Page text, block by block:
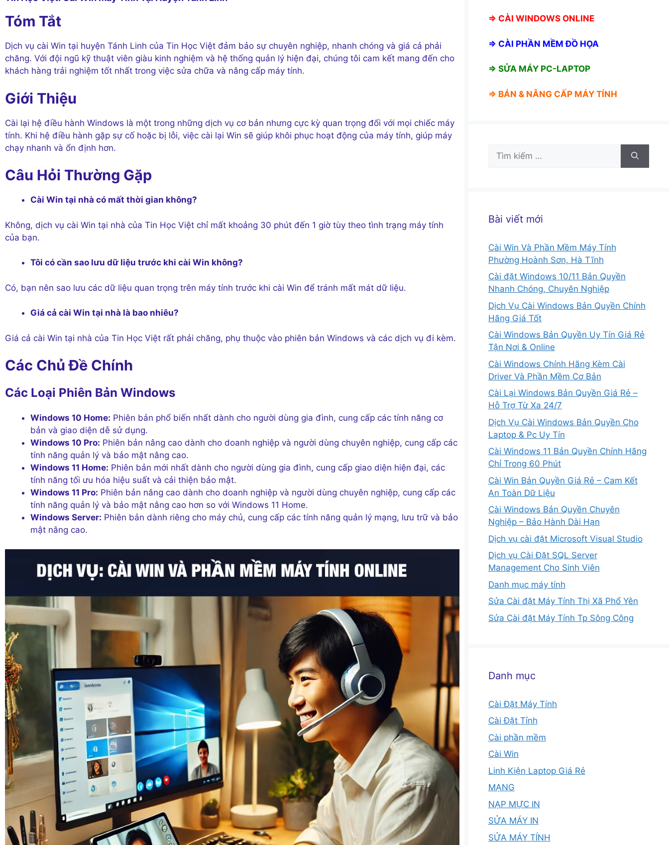
Tóm Tắt
Dịch vụ cài Win tại huyện Tánh Linh của Tin Học Việt đảm bảo sự chuyên nghiệp, nhanh chóng và giá cả phải
chăng. Với đội ngũ kỹ thuật viên giàu kinh nghiệm và hệ thống quản lý hiện đại, chúng tôi cam kết mang đến cho
khách hàng trải nghiệm tốt nhất trong việc sửa chữa và nâng cấp máy tính.
Giới Thiệu
Cài lại hệ điều hành Windows là một trong những dịch vụ cơ bản nhưng cực kỳ quan trọng đối với mọi chiếc máy
tính. Khi hệ điều hành gặp sự cố hoặc bị lỗi, việc cài lại Win sẽ giúp khôi phục hoạt động của máy tính, giúp máy
chạy nhanh và ổn định hơn.
Câu Hỏi Thường Gặp
Cài Win tại nhà có mất thời gian không?
Không, dịch vụ cài Win tại nhà của Tin Học Việt chỉ mất khoảng 30 phút đến 1 giờ tùy theo tình trạng máy tính
của bạn.
Tôi có cần sao lưu dữ liệu trước khi cài Win không?
Có, bạn nên sao lưu các dữ liệu quan trọng trên máy tính trước khi cài Win để tránh mất mát dữ liệu.
Giá cả cài Win tại nhà là bao nhiêu?
Giá cả cài Win tại nhà của Tin Học Việt rất phải chăng, phụ thuộc vào phiên bản Windows và các dịch vụ đi kèm.
Các Chủ Đề Chính
Các Loại Phiên Bản Windows
Windows 10 Home: Phiên bản phổ biến nhất dành cho người dùng gia đình, cung cấp các tính năng cơ
bản và giao diện dễ sử dụng.
Windows 10 Pro: Phiên bản nâng cao dành cho doanh nghiệp và người dùng chuyên nghiệp, cung cấp các
tính năng quản lý và bảo mật nâng cao.
Windows 11 Home: Phiên bản mới nhất dành cho người dùng gia đình, cung cấp giao diện hiện đại, các
tính năng tối ưu hóa hiệu suất và cải thiện bảo mật.
Windows 11 Pro: Phiên bản nâng cao dành cho doanh nghiệp và người dùng chuyên nghiệp, cung cấp các
tính năng quản lý và bảo mật nâng cao hơn so với Windows 11 Home.
Windows Server: Phiên bản dành riêng cho máy chủ, cung cấp các tính năng quản lý mạng, lưu trữ và bảo
mật nâng cao.
⇒ CÀI WINDOWS ONLINE
⇒ CÀI PHẦN MỀM ĐỒ HỌA
⇒ SỬA MÁY PC-LAPTOP
⇒ BÁN & NÂNG CẤP MÁY TÍNH
Tìm
kiếm
Bài viết mới
Cài Win Và Phần Mềm Máy Tính
Phường Hoành Sơn, Hà Tĩnh
Cài đặt Windows 10/11 Bản Quyền
Nhanh Chóng, Chuyên Nghiệp
Dịch Vụ Cài Windows Bản Quyền Chính
Hãng Giá Tốt
Cài Windows Bản Quyền Uy Tín Giá Rẻ
Tận Nơi & Online
Cài Windows Chính Hãng Kèm Cài
Driver Và Phần Mềm Cơ Bản
Cài Lại Windows Bản Quyền Giá Rẻ –
Hỗ Trợ Từ Xa 24/7
Dịch Vụ Cài Windows Bản Quyền Cho
Laptop & Pc Uy Tín
Cài Windows 11 Bản Quyền Chính Hãng
Chỉ Trong 60 Phút
Cài Win Bản Quyền Giá Rẻ – Cam Kết
An Toàn Dữ Liệu
Cài Windows Bản Quyền Chuyên
Nghiệp – Bảo Hành Dài Hạn
Dịch vụ cài đặt Microsoft Visual Studio
Dịch vụ Cài Đặt SQL Server
Management Cho Sinh Viên
Danh mục máy tính
Sửa Cài đặt Máy Tính Thị Xã Phổ Yên
Sửa Cài đặt Máy Tính Tp Sông Công
Danh mục
Cài Đặt Máy Tính
Cài Đặt Tỉnh
Cài phần mềm
Cài Win
Linh Kiện Laptop Giá Rẻ
MẠNG
NẠP MỰC IN
SỬA MÁY IN
SỬA MÁY TÍNH